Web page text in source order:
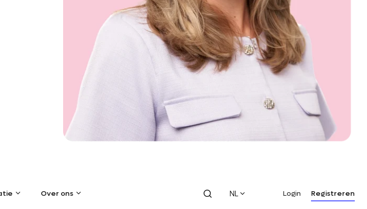
Over ons NL Login Registreren
Over ons NL Login Registreren